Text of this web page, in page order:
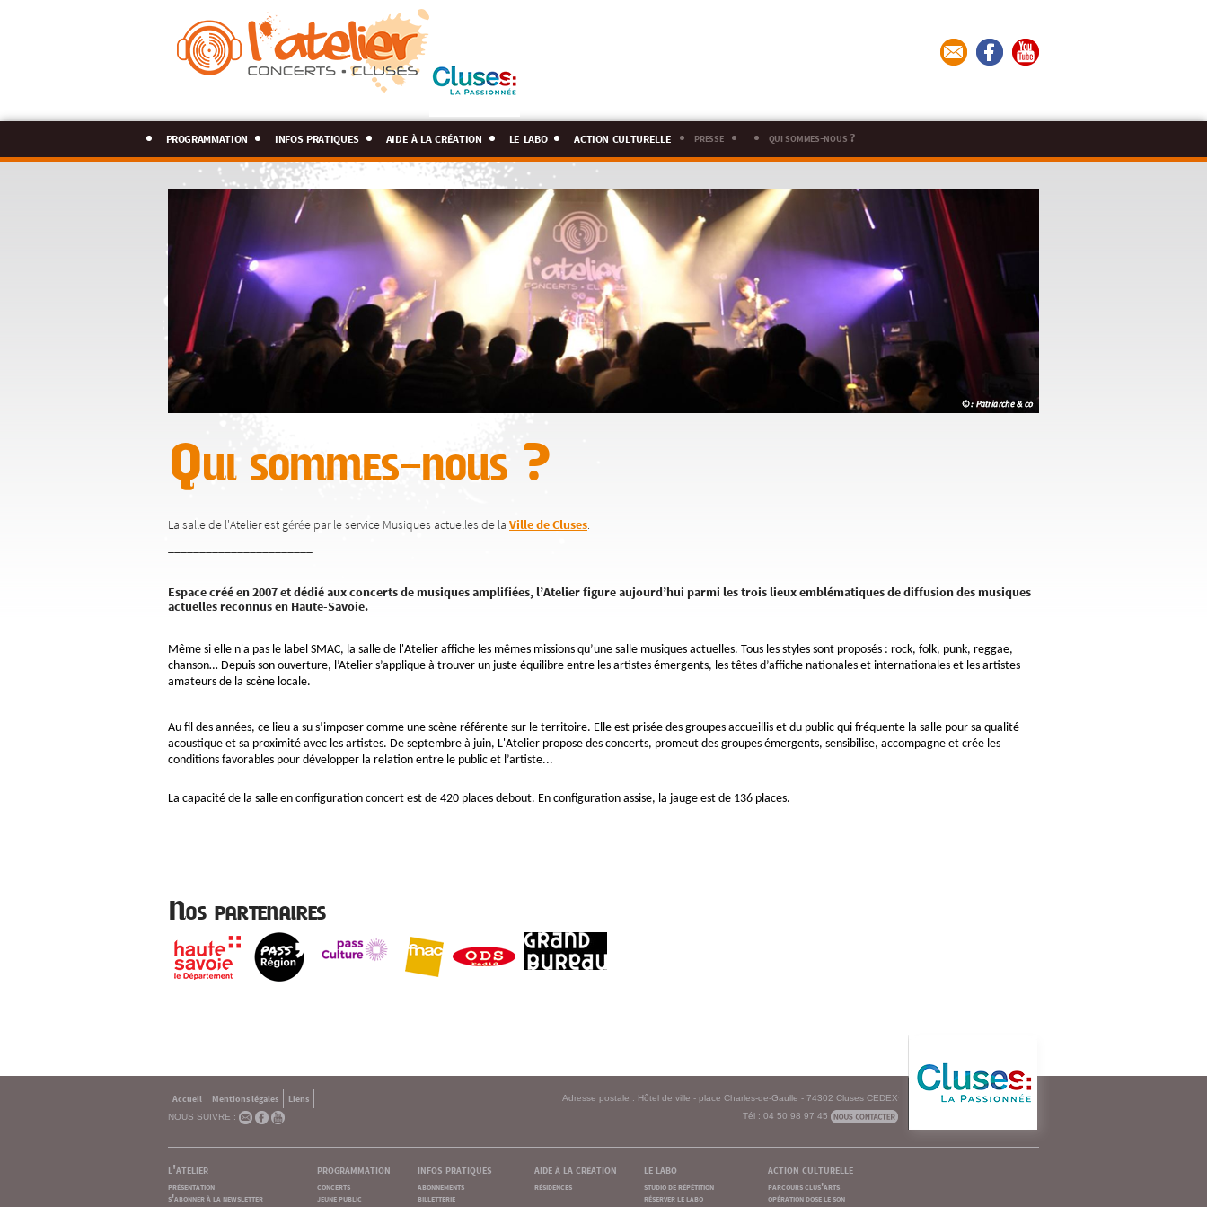
programmation infos pratiques aide à la création le labo action culturelle presse qui sommes-nous ?
Qui sommes-nous ?
La salle de l'Atelier est gérée par le service Musiques actuelles de la Ville de Cluses
Espace créé en 2007 et dédié aux concerts de musiques amplifiées, l’Atelier figure aujourd’hui parmi les trois lieux emblématiques de diffusion des musiques
actuelles reconnus en Haute-Savoie.
Même si elle n'a pas le label SMAC, la salle de l'Atelier affiche les mêmes missions qu’une salle musiques actuelles. Tous les styles sont proposés : rock, folk, punk, reggae,
chanson… Depuis son ouverture, l’Atelier s’applique à trouver un juste équilibre entre les artistes émergents, les têtes d’affiche nationales et internationales et les artistes
amateurs de la scène locale.
Au fil des années, ce lieu a su s’imposer comme une scène référente sur le territoire. Elle est prisée des groupes accueillis et du public qui fréquente la salle pour sa qualité
acoustique et sa proximité avec les artistes. De septembre à juin, L'Atelier propose des concerts, promeut des groupes émergents, sensibilise, accompagne et crée les
conditions favorables pour développer la relation entre le public et l’artiste...
La capacité de la salle en configuration concert est de 420 places debout. En configuration assise, la jauge est de 136 places.
Nos partenaires
Accueil Mentions légales
Liens
NOUS SUIVRE :
Adresse postale : Hôtel de ville - place Charles-de-Gaulle - 74302 Cluses CEDEX
Tél : 04 50 98 97 45
l'atelier
présentation
s'abonner à la newsletter
programmation
concerts
jeune public
infos pratiques
abonnements
billetterie
aide à la création
résidences
le labo
studio de répétition
réserver le labo
action culturelle
parcours clus'arts
opération dose le son